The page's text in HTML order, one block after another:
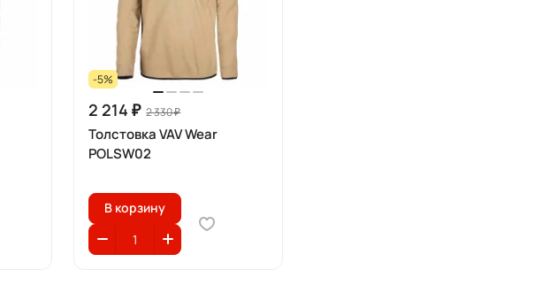
-5%
2 214 ₽ 2 330 ₽
Толстовка VAV Wear
POLSW02
В корзину